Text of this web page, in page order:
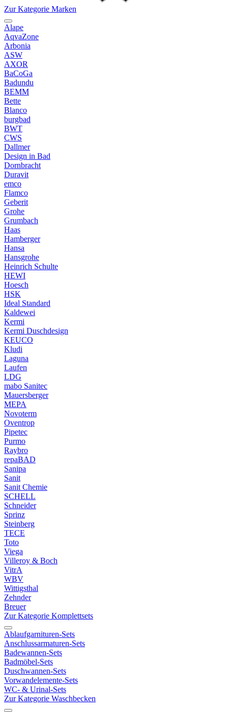
Zur Kategorie Marken
Alape
AqvaZone
Arbonia
ASW
AXOR
BaCoGa
Badundu
BEMM
Bette
Blanco
burgbad
BWT
CWS
Dallmer
Design in Bad
Dornbracht
Duravit
emco
Flamco
Geberit
Grohe
Grumbach
Haas
Hamberger
Hansa
Hansgrohe
Heinrich Schulte
HEWI
Hoesch
HSK
Ideal Standard
Kaldewei
Kermi
Kermi Duschdesign
KEUCO
Kludi
Laguna
Laufen
LDG
mabo Sanitec
Mauersberger
MEPA
Novoterm
Oventrop
Pipetec
Purmo
Raybro
repaBAD
Sanipa
Sanit
Sanit Chemie
SCHELL
Schneider
Sprinz
Steinberg
TECE
Toto
Viega
Villeroy & Boch
VitrA
WBV
Wittigsthal
Zehnder
Breuer
Zur Kategorie Komplettsets
Ablaufgarnituren-Sets
Anschlussarmaturen-Sets
Badewannen-Sets
Badmöbel-Sets
Duschwannen-Sets
Vorwandelemente-Sets
WC- & Urinal-Sets
Zur Kategorie Waschbecken